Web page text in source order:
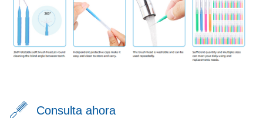
Consulta ahora